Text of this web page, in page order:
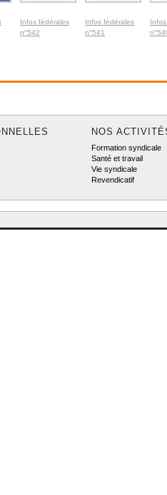
Infos fédérales
n°542
Infos fédérales
n°541
NOS
Formation syndicale
Santé et travail
Vie syndicale
Revendicatif